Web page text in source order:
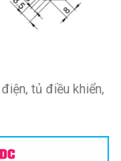
tủ điều khiển,